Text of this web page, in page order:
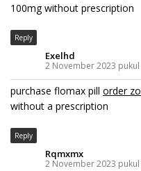
100mg without prescription
Reply
Exelhd
2 November 2023 pukul
purchase flomax pill order
without a prescription
Reply
Rqmxmx
2 November 2023 pukul